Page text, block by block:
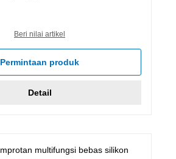
Beri nilai artikel
Permintaan produk
Detail